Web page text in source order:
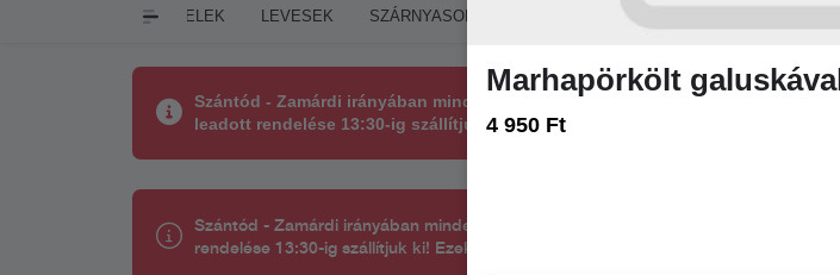
ELŐÉTELEK LEVESEK SZÁRNYASOK SERTÉS-MARHA
Szántód - Zamárdi irányában minden nap 11:30-kor indulunk! Más
leadott rendelése 13:30-ig szállítjuk ki! Ezek az információk tájékoztató
Szántód - Zamárdi irányában minden nap 11:30-kor indulunk! Más irányokban
rendelése 13:30-ig szállítjuk ki! Ezek az információk tájékoztató jellegűek, eltérés
Marhapörkölt
4 950 Ft